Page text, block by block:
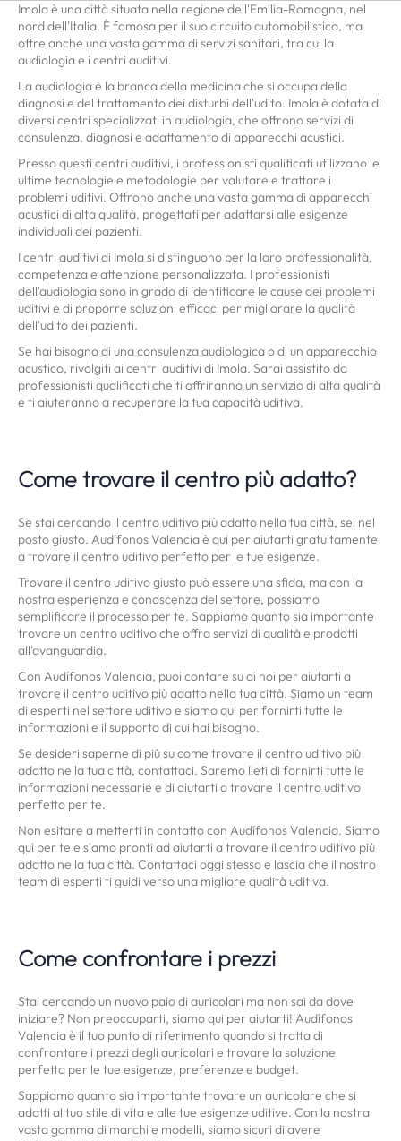
Imola è una città situata nella regione dell'Emilia-Romagna, nel
nord dell'Italia. È famosa per il suo circuito automobilistico, ma
offre anche una vasta gamma di servizi sanitari, tra cui la
audiologia e i centri auditivi.
La audiologia è la branca della medicina che si occupa della
diagnosi e del trattamento dei disturbi dell'udito. Imola è dotata di
diversi centri specializzati in audiologia, che offrono servizi di
consulenza, diagnosi e adattamento di apparecchi acustici.
Presso questi centri auditivi, i professionisti qualificati utilizzano le
ultime tecnologie e metodologie per valutare e trattare i
problemi uditivi. Offrono anche una vasta gamma di apparecchi
acustici di alta qualità, progettati per adattarsi alle esigenze
individuali dei pazienti.
I centri auditivi di Imola si distinguono per la loro professionalità,
competenza e attenzione personalizzata. I professionisti
dell'audiologia sono in grado di identificare le cause dei problemi
uditivi e di proporre soluzioni efficaci per migliorare la qualità
dell'udito dei pazienti.
Se hai bisogno di una consulenza audiologica o di un apparecchio
acustico, rivolgiti ai centri auditivi di Imola. Sarai assistito da
professionisti qualificati che ti offriranno un servizio di alta qualità
e ti aiuteranno a recuperare la tua capacità uditiva.
Come trovare il centro più adatto?
Se stai cercando il centro uditivo più adatto nella tua città, sei nel
posto giusto. Audífonos Valencia è qui per aiutarti gratuitamente
a trovare il centro uditivo perfetto per le tue esigenze.
Trovare il centro uditivo giusto può essere una sfida, ma con la
nostra esperienza e conoscenza del settore, possiamo
semplificare il processo per te. Sappiamo quanto sia importante
trovare un centro uditivo che offra servizi di qualità e prodotti
all'avanguardia.
Con Audífonos Valencia, puoi contare su di noi per aiutarti a
trovare il centro uditivo più adatto nella tua città. Siamo un team
di esperti nel settore uditivo e siamo qui per fornirti tutte le
informazioni e il supporto di cui hai bisogno.
Se desideri saperne di più su come trovare il centro uditivo più
adatto nella tua città, contattaci. Saremo lieti di fornirti tutte le
informazioni necessarie e di aiutarti a trovare il centro uditivo
perfetto per te.
Non esitare a metterti in contatto con Audífonos Valencia. Siamo
qui per te e siamo pronti ad aiutarti a trovare il centro uditivo più
adatto nella tua città. Contattaci oggi stesso e lascia che il nostro
team di esperti ti guidi verso una migliore qualità uditiva.
Come confrontare i prezzi
Stai cercando un nuovo paio di auricolari ma non sai da dove
iniziare? Non preoccuparti, siamo qui per aiutarti! Audífonos
Valencia è il tuo punto di riferimento quando si tratta di
confrontare i prezzi degli auricolari e trovare la soluzione
perfetta per le tue esigenze, preferenze e budget.
Sappiamo quanto sia importante trovare un auricolare che si
adatti al tuo stile di vita e alle tue esigenze uditive. Con la nostra
vasta gamma di marchi e modelli, siamo sicuri di avere